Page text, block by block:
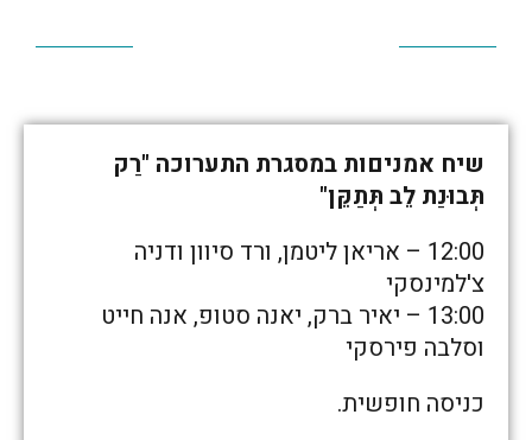
שיח אמניםות במסגרת התערוכה "רַק
תְּבוּנַת לֵב תְּתַקֵּן"
12:00 – אריאן ליטמן, ורד סיוון ודניה
צ'למינסקי
13:00 – יאיר ברק, יאנה סטופ, אנה חייט
וסלבה פירסקי
כניסה חופשית.